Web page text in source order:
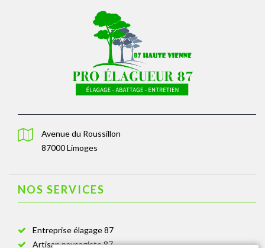
Avenue du Roussillon
87000 Limoges
NOS SERVICES
Entreprise élagage 87
Artisan paysagiste 87